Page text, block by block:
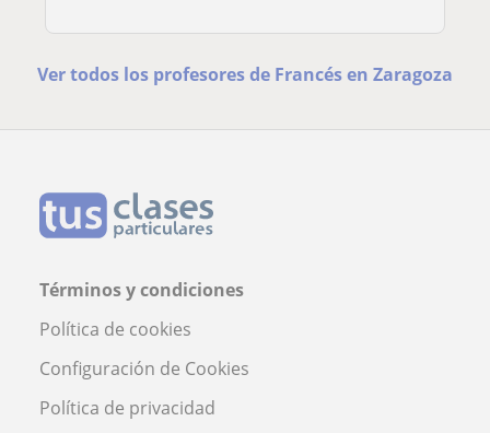
Ver todos los profesores de Francés en Zaragoza
Términos y condiciones
Política de cookies
Configuración de Cookies
Política de privacidad